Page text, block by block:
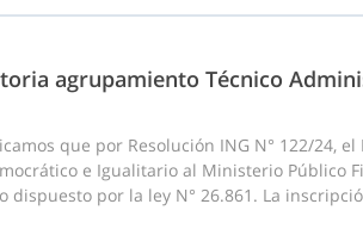
agrupamiento Técnico
que por Resolución ING N° 122/24,
e Igualitario al Ministerio Público
dispuesto por la ley N° 26.861. La